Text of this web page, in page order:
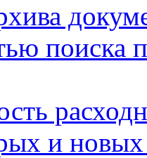
поиска
и новых